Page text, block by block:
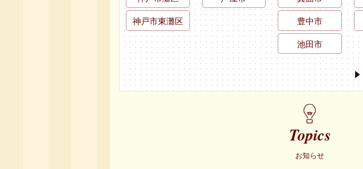
Topics
お知らせ